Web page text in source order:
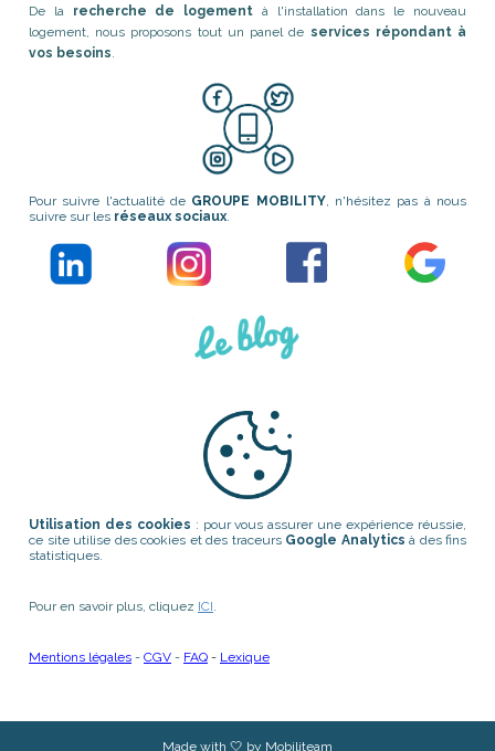
De la recherche de logement à l'installation dans le nouveau
logement, nous proposons tout un panel de services répondant à
vos besoins
Pour suivre l'actualité de GROUPE MOBILITY, n'hésitez pas à nous
suivre sur les réseaux sociaux
Utilisation des cookies : pour vous assurer une expérience réussie,
ce site utilise des cookies et des traceurs Google Analytics à des fins
statistiques.
Pour en savoir plus, cliquez ICI.
Mentions légales - CGV - FAQ - Lexique
Made with 🤍 by Mobiliteam